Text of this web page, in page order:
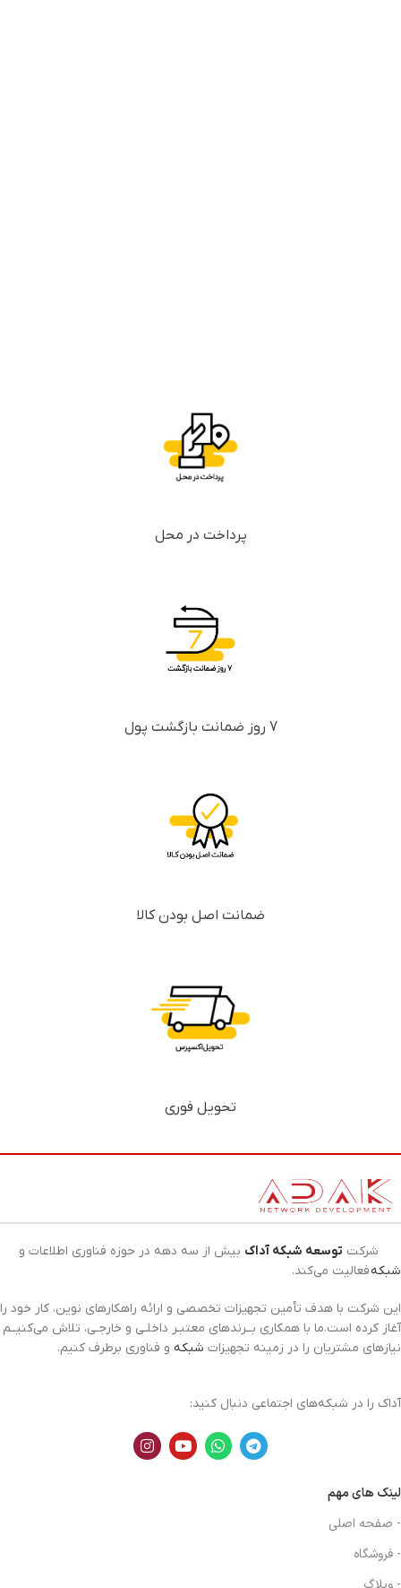
پرداخت در محل
7 روز ضمانت بازگشت پول
ضمانت اصل بودن کالا
تحویل فوری
شرکت توسعه شبکه آداک بیش از سه دهه در حوزه فناوری اطلاعات و
شبکهفعالیت می‌کند.
این شرکت با هدف تأمین تجهیزات تخصصی و ارائه راهکارهای نوین، کار خود را
آغاز کرده است.ما با همکاری بــرندهای معتبـر داخلـی و خارجـی، تلاش می‌کنیــم
نیازهای مشتریان را در زمینه تجهیزات شبکه و فناوری برطرف کنیم.
آداک را در شبکه‌های اجتماعی دنبال کنید:
لینک های مهم
- صفحه اصلی
- فروشگاه